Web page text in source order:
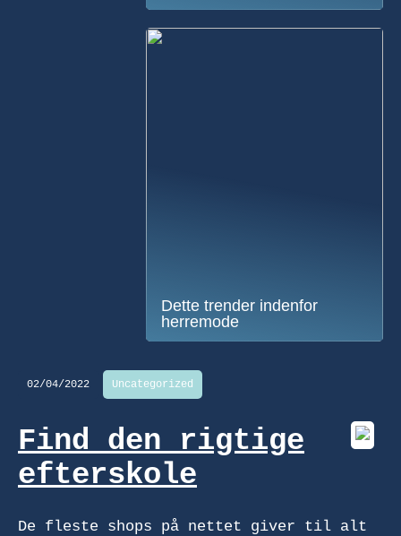
Dette trender indenfor
herremode
02/04/2022 Uncategorized
Find den rigtige
efterskole
De fleste shops på nettet giver til alt